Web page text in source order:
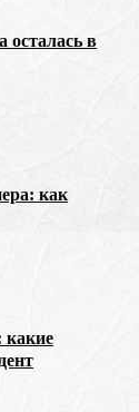
осталась в
как